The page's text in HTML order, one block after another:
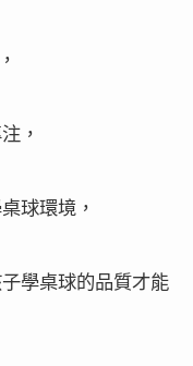
，
球環境，
學桌球的品質才能